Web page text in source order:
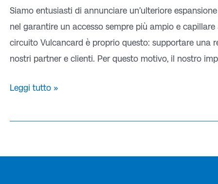
Siamo entusiasti di annunciare un’ulteriore
nel garantire un accesso sempre più ampio e
circuito Vulcancard è proprio questo: supportare una
nostri partner e clienti. Per questo motivo, il nostro
Leggi tutto »